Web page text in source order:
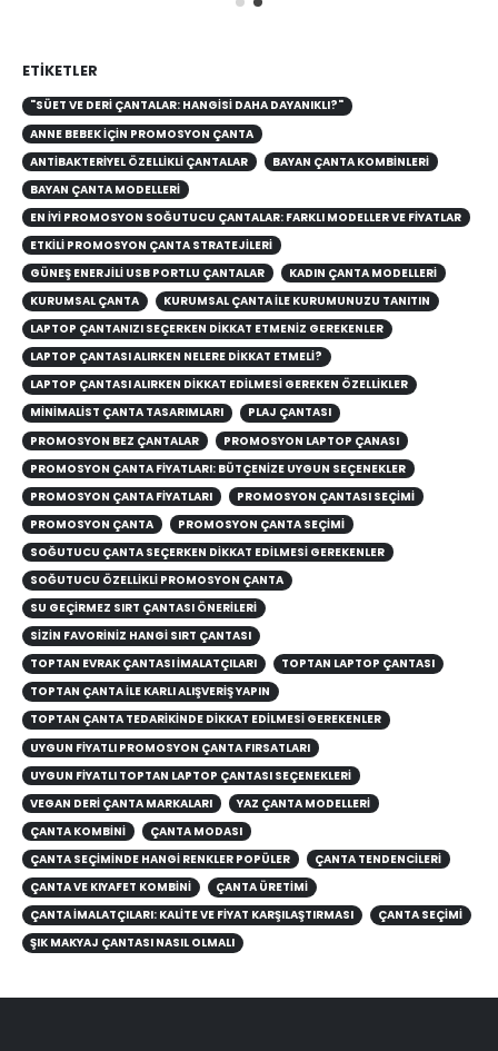
ETIKETLER
"SÜET VE DERI ÇANTALAR: HANGISI DAHA DAYANIKLI?"
ANNE BEBEK İÇIN PROMOSYON ÇANTA
ANTIBAKTERIYEL ÖZELLIKLI ÇANTALAR
BAYAN ÇANTA KOMBİNLERİ
BAYAN ÇANTA MODELLERİ
EN İYI PROMOSYON SOĞUTUCU ÇANTALAR: FARKLI MODELLER VE FIYATLAR
ETKILI PROMOSYON ÇANTA STRATEJILERI
GÜNEŞ ENERJILI USB PORTLU ÇANTALAR
KADIN ÇANTA MODELLERİ
KURUMSAL ÇANTA
KURUMSAL ÇANTA ILE KURUMUNUZU TANITIN
LAPTOP ÇANTANIZI SEÇERKEN DIKKAT ETMENIZ GEREKENLER
LAPTOP ÇANTASI ALIRKEN NELERE DİKKAT ETMELİ?
LAPTOP ÇANTASI ALIRKEN DIKKAT EDILMESI GEREKEN ÖZELLIKLER
MINIMALIST ÇANTA TASARIMLARI
PLAJ ÇANTASI
PROMOSYON BEZ ÇANTALAR
PROMOSYON LAPTOP ÇANASI
PROMOSYON ÇANTA FIYATLARI: BÜTÇENIZE UYGUN SEÇENEKLER
PROMOSYON ÇANTA FİYATLARI
PROMOSYON ÇANTASI SEÇİMİ
PROMOSYON ÇANTA
PROMOSYON ÇANTA SEÇIMI
SOĞUTUCU ÇANTA SEÇERKEN DIKKAT EDILMESI GEREKENLER
SOĞUTUCU ÖZELLIKLI PROMOSYON ÇANTA
SU GEÇIRMEZ SIRT ÇANTASI ÖNERILERI
SİZİN FAVORİNİZ HANGİ SIRT ÇANTASI
TOPTAN EVRAK ÇANTASI İMALATÇILARI
TOPTAN LAPTOP ÇANTASI
TOPTAN ÇANTA ILE KARLI ALIŞVERIŞ YAPIN
TOPTAN ÇANTA TEDARIKINDE DIKKAT EDILMESI GEREKENLER
UYGUN FIYATLI PROMOSYON ÇANTA FIRSATLARI
UYGUN FIYATLI TOPTAN LAPTOP ÇANTASI SEÇENEKLERI
VEGAN DERI ÇANTA MARKALARI
YAZ ÇANTA MODELLERİ
ÇANTA KOMBINI
ÇANTA MODASI
ÇANTA SEÇIMINDE HANGI RENKLER POPÜLER
ÇANTA TENDENCILERI
ÇANTA VE KIYAFET KOMBINI
ÇANTA ÜRETİMİ
ÇANTA İMALATÇILARI: KALITE VE FIYAT KARŞILAŞTIRMASI
ÇANTA SEÇIMI
ŞIK MAKYAJ ÇANTASI NASIL OLMALI